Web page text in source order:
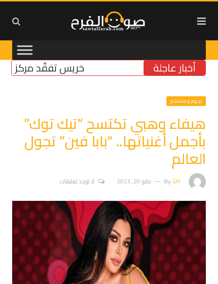
أخبار عاجلة خريس تفقّد مركز
نجوم ومشاهير
هيفاء وهبي تكتسح “تيك توك”
بأجمل أغنياتها.. “بابا فين” تجول
العالم
ByGH مايو 20, 2023 لا توجد تعليقات